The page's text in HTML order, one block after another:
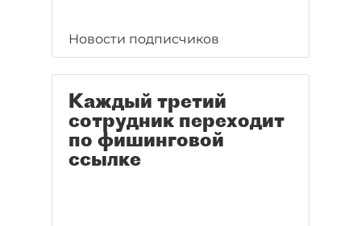
Новости подписчиков
Каждый третий
сотрудник переходит
по фишинговой
ссылке